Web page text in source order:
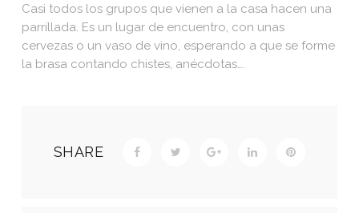
Casi todos los grupos que vienen a la casa hacen una
parrillada. Es un lugar de encuentro, con unas
cervezas o un vaso de vino, esperando a que se forme
la brasa contando chistes, anécdotas….
SHARE